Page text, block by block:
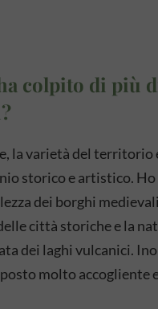
colpito di più
la varietà del territorio
storico e artistico. Ho
dei borghi
città storiche e la
dei laghi vulcanici.
molto accogliente